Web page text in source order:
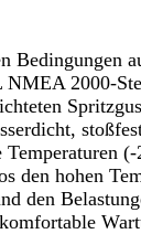
2000-
den hohen
den